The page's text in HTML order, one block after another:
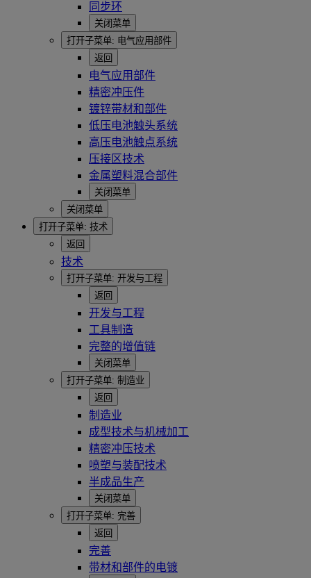
同步环
关闭菜单
打开子菜单: 电气应用部件
返回
电气应用部件
精密冲压件
镀锌带材和部件
低压电池触头系统
高压电池触点系统
压接区技术
金属塑料混合部件
关闭菜单
关闭菜单
打开子菜单: 技术
返回
技术
打开子菜单: 开发与工程
返回
开发与工程
工具制造
完整的增值链
关闭菜单
打开子菜单: 制造业
返回
制造业
成型技术与机械加工
精密冲压技术
喷塑与装配技术
半成品生产
关闭菜单
打开子菜单: 完善
返回
完善
带材和部件的电镀